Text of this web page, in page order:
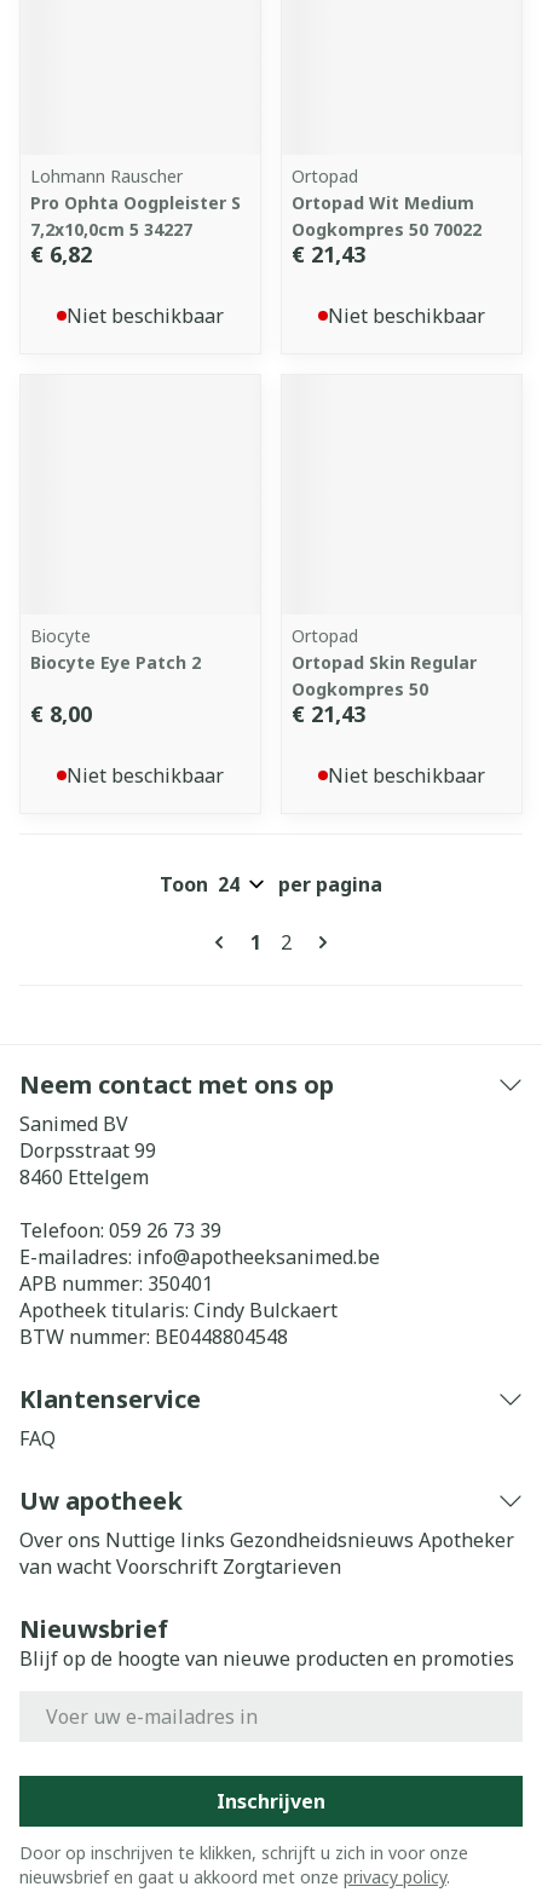
Lohmann Rauscher
Pro Ophta Oogpleister S
7,2x10,0cm 5 34227
€ 6,82
Niet beschikbaar
Ortopad
Ortopad Wit Medium
Oogkompres 50 70022
€ 21,43
Niet beschikbaar
Biocyte
Biocyte Eye Patch 2
€ 8,00
Niet beschikbaar
Ortopad
Ortopad Skin Regular
Oogkompres 50
€ 21,43
Niet beschikbaar
Pagina's
U lees momenteel pagina
1 Pagina
2
Toon per pagina
Neem contact met ons op
Sanimed BV
Dorpsstraat 99
8460 Ettelgem
Telefoon: 059 26 73 39
E-mailadres: info@apotheeksanimed.be
APB nummer: 350401
Apotheek titularis: Cindy Bulckaert
BTW nummer: BE0448804548
Klantenservice
FAQ
Uw apotheek
Over ons Nuttige links Gezondheidsnieuws Apotheker
van wachtVoorschrift Zorgtarieven
Nieuwsbrief
Blijf op de hoogte van nieuwe producten en promoties
Inschrijven
Door op inschrijven te klikken, schrijft u zich in voor onze
nieuwsbrief en gaat u akkoord met onze privacy policy.